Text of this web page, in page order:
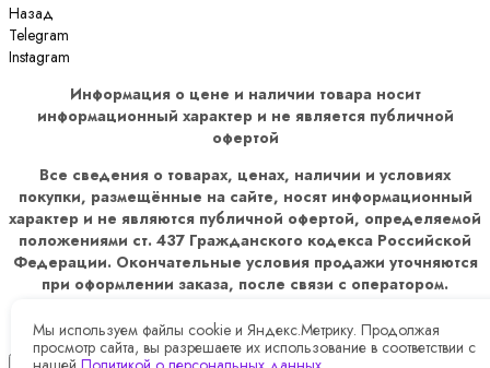
Назад
Telegram
Instagram
Информация о цене и наличии товара носит
информационный характер и не является публичной
офертой
Все сведения о товарах, ценах, наличии и условиях
покупки, размещённые на сайте, носят информационный
характер и не являются публичной офертой, определяемой
положениями ст. 437 Гражданского кодекса Российской
Федерации. Окончательные условия продажи уточняются
при оформлении заказа, после связи с оператором.
адрес покупателя счетом на оплату
Мы используем файлы cookie и Яндекс.Метрику. Продолжая
просмотр сайта, вы разрешаете их использование в соответствии с